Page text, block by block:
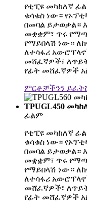
የቲፒዩ መካከለኛ
ቁሳቁስ ነው።
በመባል ይታወቃል።
መቋቋም፣ ጥሩ
የማይበላሽ ነው።
ለተሳፋሪ
መሸፈኛዎች፣
የፊት መሸፈኛዎች
ምርቶቻችንን
TPUGL450
ፊልም
የቲፒዩ መካከለኛ
ቁሳቁስ ነው።
በመባል ይታወቃል።
መቋቋም፣ ጥሩ
የማይበላሽ ነው።
ለተሳፋሪ
መሸፈኛዎች፣
የፊት መሸፈኛዎች